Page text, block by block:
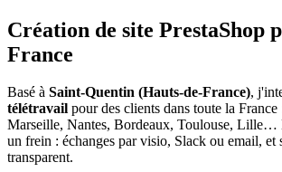
Création de site PrestaShop
France
Basé à Saint-Quentin (Hauts-de-France),
télétravail pour des clients dans toute la
Marseille, Nantes, Bordeaux, Toulouse, Lille…
un frein : échanges par visio, Slack ou email, et
transparent.